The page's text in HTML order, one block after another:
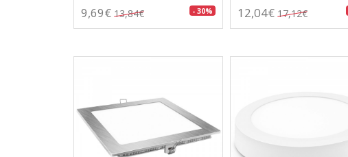
9,69€ 13,84€ - 30% 12,04€ 17,12€